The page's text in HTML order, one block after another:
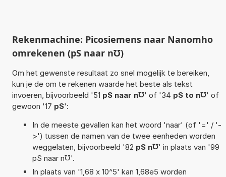
Rekenmachine: Picosiemens naar Nanomho
omrekenen (pS naar n℧)
Om het gewenste resultaat zo snel mogelijk te bereiken,
kun je de om te rekenen waarde het beste als tekst
invoeren, bijvoorbeeld '51 pS naar n℧' of '34 pS to n℧' of
gewoon '17 pS':
In de meeste gevallen kan het woord 'naar' (of '=' / '-
>') tussen de namen van de twee eenheden worden
weggelaten, bijvoorbeeld '82 pS n℧' in plaats van '99
pS naar n℧'.
In plaats van '1,68 x 10^5' kan 1,68e5 worden